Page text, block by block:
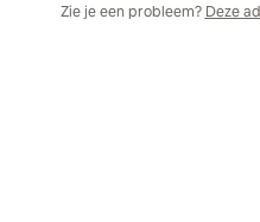
Zie je een probleem? Deze